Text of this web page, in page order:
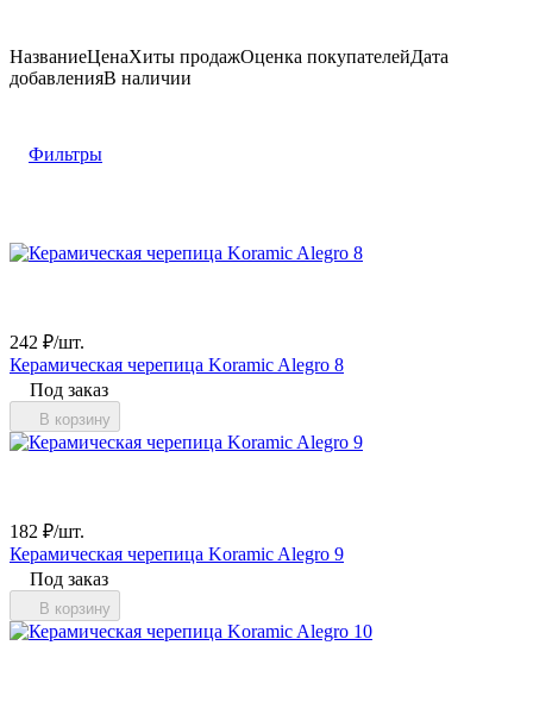
НазваниеЦенаХиты продажОценка покупателейДата
добавленияВ наличии
Фильтры
242 ₽/шт.
Керамическая черепица Koramic Alegro 8
Под заказ
В корзину
182 ₽/шт.
Керамическая черепица Koramic Alegro 9
Под заказ
В корзину